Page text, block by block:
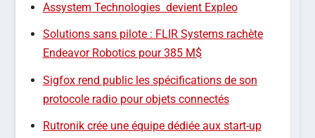
Assystem Technologies devient Expleo
Solutions sans pilote : FLIR Systems rachète
Endeavor Robotics pour 385 M$
Sigfox rend public les spécifications de son
protocole radio pour objets connectés
Rutronik crée une équipe dédiée aux start-up